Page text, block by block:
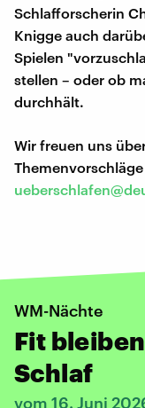
Schlafforscherin
Knigge auch
Spielen
stellen – oder ob
durchhält.
Wir freuen uns
Themenvorschläge
WM-Nächte
Fit
Schlaf
vom 16. Juni